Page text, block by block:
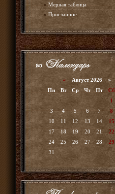
» Мерная таблица
» Присланное
« Август 2026 »
Пн
Вт Ср Чт Пт Сб
1
3
4 5 6 7 8
10
11 12 13 14 15
17
18 19 20 21 22
24
25 26 27 28 29
31